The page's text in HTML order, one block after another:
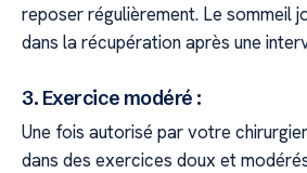
reposer régulièrement. Le sommeil
dans la récupération après une
3. Exercice modéré :
Une fois autorisé par votre
dans des exercices doux et